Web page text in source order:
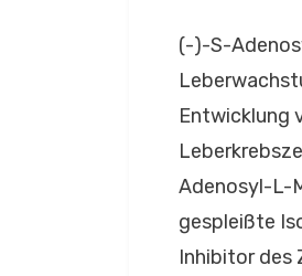
(-)-S-
Entwicklung
Adenosyl-L-
gespleißte
Inhibitor des